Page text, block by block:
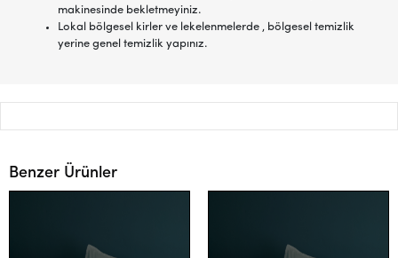
makinesinde bekletmeyiniz.
Lokal bölgesel kirler ve lekelenmelerde , bölgesel temizlik
yerine genel temizlik yapınız.
Benzer Ürünler